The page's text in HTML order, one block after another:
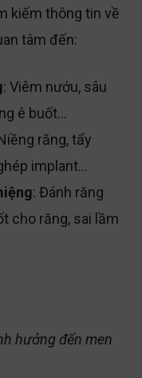
kiếm thông tin về
tâm đến:
: Viêm nướu, sâu
ê buốt…
răng, tẩy
implant…
: Đánh răng
cho răng, sai lầm
hưởng đến men